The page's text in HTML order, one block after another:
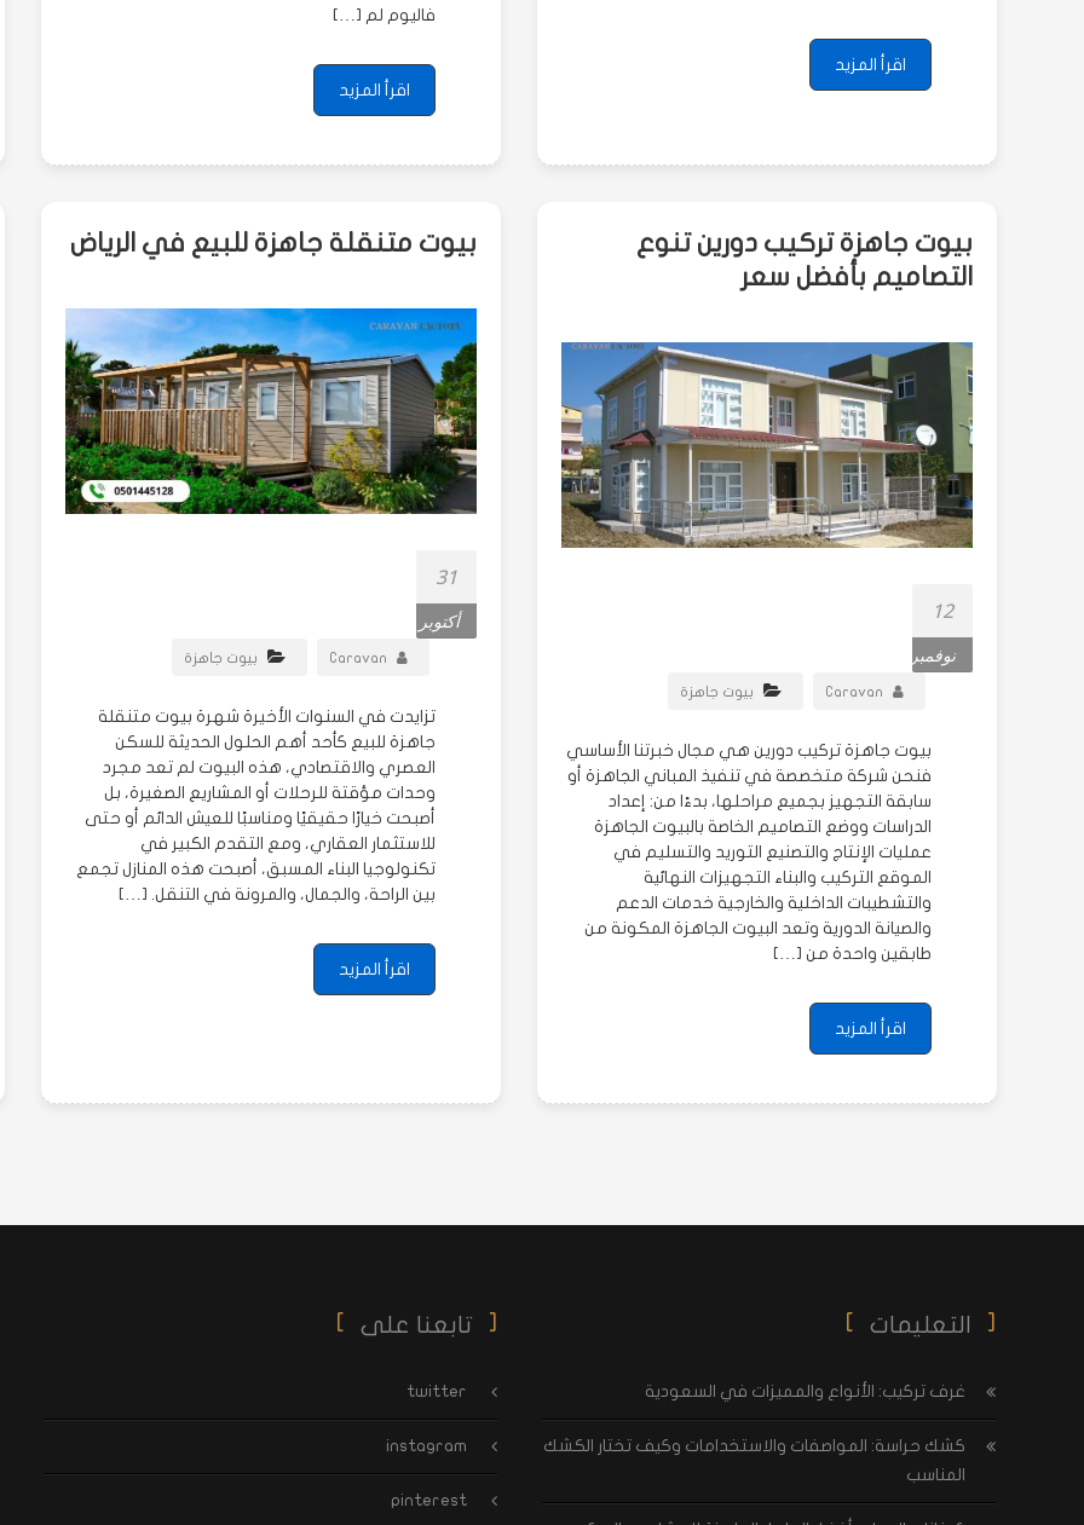
اقرأ المزيد
فاليوم لم […]
اقرأ المزيد
بيوت جاهزة تركيب دورين تنوع
التصاميم بأفضل سعر
12
نوفمبر
Caravan بيوت جاهزة
بيوت جاهزة تركيب دورين هي مجال خبرتنا الأساسي
فنحن شركة متخصصة في تنفيذ المباني الجاهزة أو
سابقة التجهيز بجميع مراحلها، بدءًا من: إعداد
الدراسات ووضع التصاميم الخاصة بالبيوت الجاهزة
عمليات الإنتاج والتصنيع التوريد والتسليم في
الموقع التركيب والبناء التجهيزات النهائية
والتشطيبات الداخلية والخارجية خدمات الدعم
والصيانة الدورية وتعد البيوت الجاهزة المكونة من
طابقين واحدة من […]
اقرأ المزيد
بيوت متنقلة جاهزة للبيع في الرياض
31
أكتوبر
Caravan بيوت جاهزة
تزايدت في السنوات الأخيرة شهرة بيوت متنقلة
جاهزة للبيع كأحد أهم الحلول الحديثة للسكن
العصري والاقتصادي، هذه البيوت لم تعد مجرد
وحدات مؤقتة للرحلات أو المشاريع الصغيرة، بل
أصبحت خيارًا حقيقيًا ومناسبًا للعيش الدائم أو حتى
للاستثمار العقاري، ومع التقدم الكبير في
تكنولوجيا البناء المسبق، أصبحت هذه المنازل تجمع
بين الراحة، والجمال، والمرونة في التنقل. […]
اقرأ المزيد
التعليمات
غرف تركيب: الأنواع والمميزات في السعودية
كشك حراسة: المواصفات والاستخدامات وكيف تختار الكشك
المناسب
تابعنا على
twitter
instagram
pinterest